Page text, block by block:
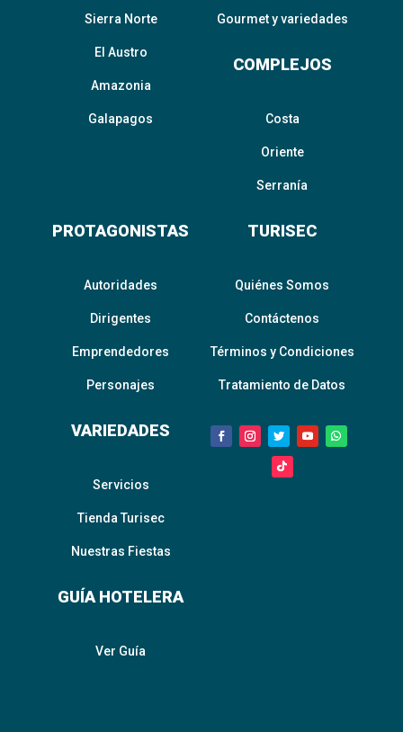
Sierra Norte
El Austro
Amazonia
Galapagos
Gourmet y variedades
COMPLEJOS
Costa
Oriente
Serranía
PROTAGONISTAS
Autoridades
Dirigentes
Emprendedores
Personajes
VARIEDADES
Servicios
Tienda Turisec
Nuestras Fiestas
GUÍA HOTELERA
Ver Guía
TURISEC
Quiénes Somos
Contáctenos
Términos y Condiciones
Tratamiento de Datos